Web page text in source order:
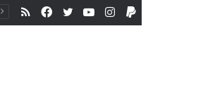
PayPal
Instagram
YouTube
Twitter
Facebook
RSS